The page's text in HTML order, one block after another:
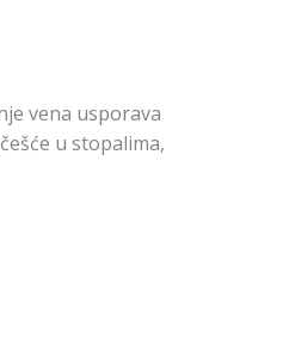
vena usporava
u stopalima,